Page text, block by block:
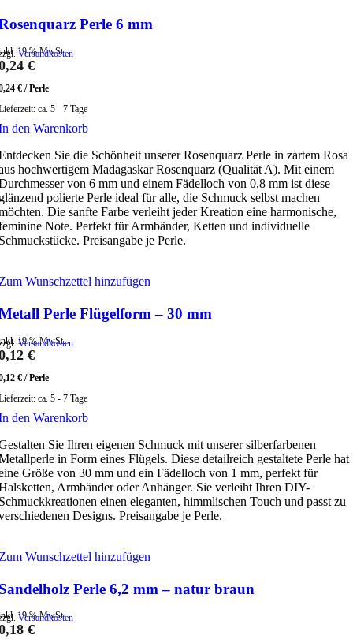
Perle 6 mm
19 % MwSt.
Versandkosten
€
€ /Perle
ca. 5 - 7 Tage
den Warenkorb
Sie die Schönheit unserer Rosenquarz Perle in zartem Rosa
hochwertigem Madagaskar Rosenquarz (Qualität A). Mit einem
von 6 mm und einem Fädelloch von 0,8 mm ist diese
polierte Perle ideal für alle, die Schmuck selbst machen
Die sanfte Farbe verleiht jeder Kreation eine harmonische,
Note. Perfekt für Armbänder, Ketten und individuelle
Preisangabe je Perle.
Wunschzettel hinzufügen
Perle Flügelform – 30 mm
19 % MwSt.
Versandkosten
€
€ /Perle
ca. 5 - 7 Tage
den Warenkorb
Sie Ihren eigenen Schmuck mit unserer silberfarbenen
in Form eines Flügels. Diese detailreich gestaltete Perle hat
Größe von 30 mm und ein Fädelloch von 1 mm, perfekt für
Armbänder oder Anhänger. Sie verleiht Ihren DIY-
einen eleganten, himmlischen Touch und passt zu
Designs. Preisangabe je Perle.
Wunschzettel hinzufügen
Perle 6,2 mm – natur braun
19 % MwSt.
Versandkosten
€